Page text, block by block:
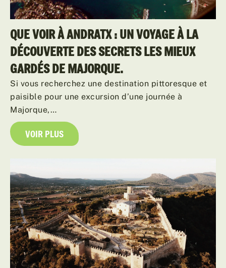
QUE VOIR À ANDRATX : UN VOYAGE À LA
DÉCOUVERTE DES SECRETS LES MIEUX
GARDÉS DE MAJORQUE.
Si vous recherchez une destination pittoresque et
paisible pour une excursion d’une journée à
Majorque,…
VOIR PLUS